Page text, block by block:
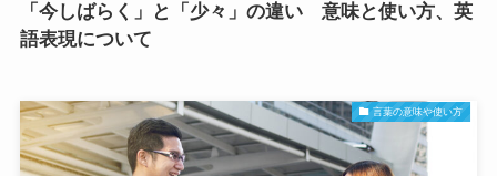
「今しばらく」と「少々」の違い 意味と使い方、英
語表現について
言葉の意味や使い方